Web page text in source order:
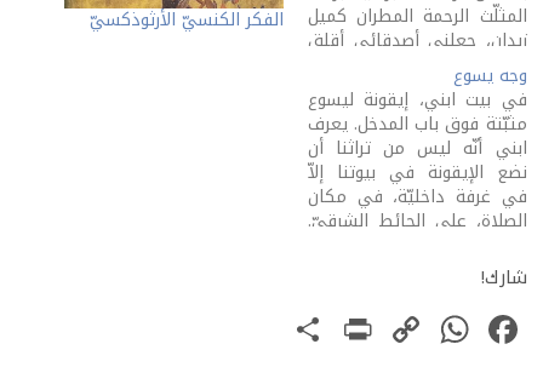
المثلّث الرحمة المطران كميل
زيدان، جعلني أصدقائي أقلق
لقلقهم وأفرح لفرحهم، ثمّ
أنتظر، مثلهم، هذا اليوم
المبارك الذي أُقيم فيه الأب
أنطوان بو نجم مطرانًا على
هذا المدى الرسوليّ الذي
يجمع الجبل والبحر. قال…
الفكر الكنسيّ الأرثوذكسيّ
وجه يسوع
في بيت ابني، إيقونة ليسوع
مثبّتة فوق باب المدخل. يعرف
ابني أنّه ليس من تراثنا أن
نضع الإيقونة في بيوتنا إلاّ
في غرفة داخليّة، في مكان
الصلاة، على الحائط الشرقيّ.
للعموم، بل هي انفتاح في
الزمان على أبدِ الذي أتانا من
مشرق المشارق. ولكنّ ابني
يعتقد، مثل…
شارك!
Facebook
WhatsApp
Copy
PrintFriendly